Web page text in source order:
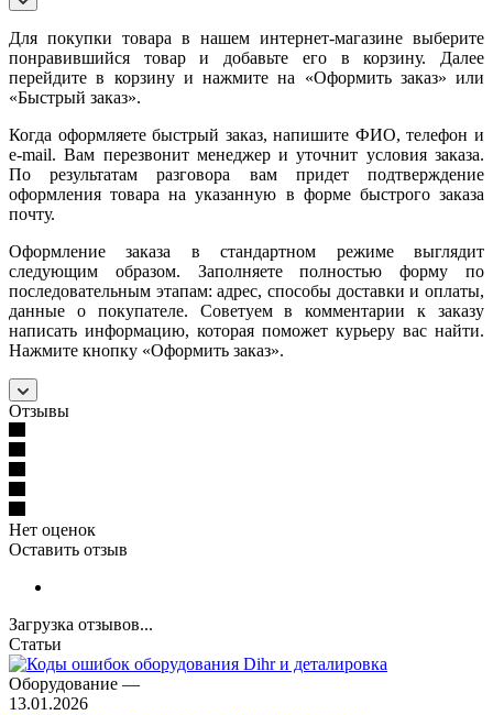
Для покупки товара в нашем интернет-магазине выберите
понравившийся товар и добавьте его в корзину. Далее
перейдите в корзину и нажмите на «Оформить заказ» или
«Быстрый заказ».
Когда оформляете быстрый заказ, напишите ФИО, телефон и
e-mail. Вам перезвонит менеджер и уточнит условия заказа.
По результатам разговора вам придет подтверждение
оформления товара на указанную в форме быстрого заказа
почту.
Оформление заказа в стандартном режиме выглядит
следующим образом. Заполняете полностью форму по
последовательным этапам: адрес, способы доставки и оплаты,
данные о покупателе. Советуем в комментарии к заказу
написать информацию, которая поможет курьеру вас найти.
Нажмите кнопку «Оформить заказ».
Отзывы
Нет оценок
Оставить отзыв
Загрузка отзывов...
Статьи
Оборудование —
13.01.2026